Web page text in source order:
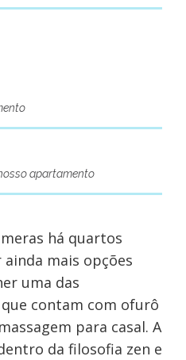
apartamento
há quartos
mais opções
uma das
contam com ofurô
para casal. A
da filosofia zen e